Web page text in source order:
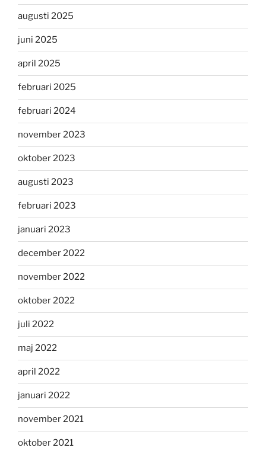
augusti 2025
juni 2025
april 2025
februari 2025
februari 2024
november 2023
oktober 2023
augusti 2023
februari 2023
januari 2023
december 2022
november 2022
oktober 2022
juli 2022
maj 2022
april 2022
januari 2022
november 2021
oktober 2021